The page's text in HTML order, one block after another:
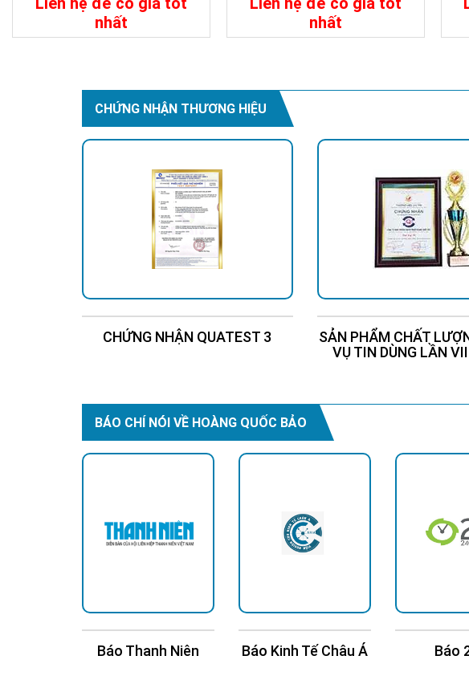
nhất
22.788.000đ
nhất
23.988.000đ
CHỨNG NHẬN THƯƠNG HIỆU
CHỨNG NHẬN QUATEST 3
SẢN PHẨM CHẤT
VỤ TIN DÙNG LẦN
BÁO CHÍ NÓI VỀ HOÀNG QUỐC BẢO
Báo Thanh Niên Báo Kinh Tế Châu Á Báo